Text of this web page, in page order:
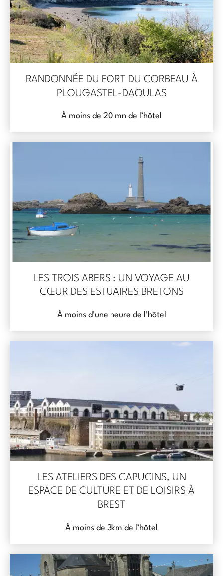
RANDONNÉE DU FORT DU CORBEAU À
PLOUGASTEL-DAOULAS
À moins de 20 mn de l’hôtel
LES TROIS ABERS : UN VOYAGE AU
CŒUR DES ESTUAIRES BRETONS
À moins d’une heure de l’hôtel
LES ATELIERS DES CAPUCINS, UN
ESPACE DE CULTURE ET DE LOISIRS À
BREST
À moins de 3km de l’hôtel